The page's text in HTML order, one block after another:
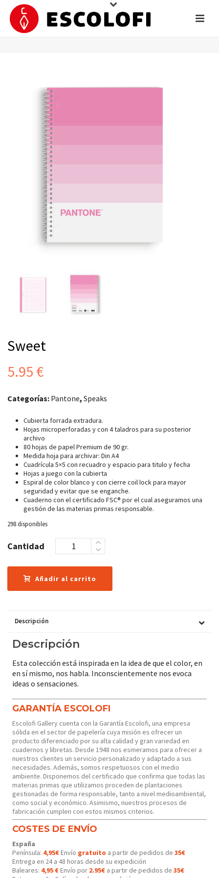
Sweet
5.95 €
Categorías: Pantone, Speaks
Cubierta forrada extradura.
Hojas microperforadas y con 4 taladros para su posterior
archivo
80 hojas de papel Premium de 90 gr.
Medida hoja para archivar: Din A4
Cuadrícula 5×5 con recuadro y espacio para titulo y fecha
Hojas a juego con la cubierta
Espiral de color blanco y con cierre coil lock para mayor
seguridad y evitar que se enganche.
Cuaderno con el certificado FSC® por el cual aseguramos una
gestión de las materias primas responsable.
298 disponibles
Cantidad
Añadir al carrito
Descripción
Descripción
Esta colección está inspirada en la idea de que el color, en
en sí mismo, nos habla. Inconscientemente nos evoca
ideas o sensaciones.
GARANTÍA ESCOLOFI
Escolofi Gallery cuenta con la Garantía Escolofi, una empresa
sólida en el sector de papelería cuya misión es ofrecer un
producto diferenciado por su alta calidad y gran variedad en
cuadernos y libretas. Desde 1948 nos esmeramos para ofrecer a
nuestros clientes un servicio personalizado y adaptado a sus
necesidades. Además, somos respetuosos con el medio
ambiente. Disponemos del certificado que confirma que todas las
materias primas que utilizamos proceden de plantaciones
gestionadas de forma responsable, tanto a nivel medioambiental,
como social y económico. Asimismo, nuestros procesos de
fabricación cumplen con estos mismos criterios.
COSTES DE ENVÍO
España
Península: 4,95€Envío gratuito a partir de pedidos de 35€
Entrega en 24 a 48 horas desde su expedición
Baleares: 4,95 €Envío por 2.95€ a partir de pedidos de 35€